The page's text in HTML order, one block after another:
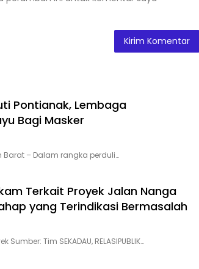
Pontianak, Lembaga
Bagi Masker
Barat – Dalam rangka perduli…
Terkait Proyek Jalan Nanga
yang Terindikasi Bermasalah
Tim SEKADAU, RELASIPUBLIK…